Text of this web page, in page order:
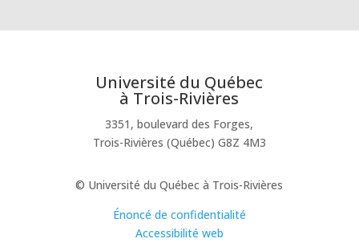
Université du Québec
à Trois-Rivières
3351, boulevard des Forges,
Trois-Rivières (Québec) G8Z 4M3
© Université du Québec à Trois-Rivières
Énoncé de confidentialité
Accessibilité web